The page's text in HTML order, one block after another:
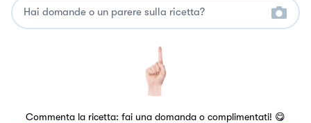
Commenta la ricetta: fai una domanda o complimentati! 😋